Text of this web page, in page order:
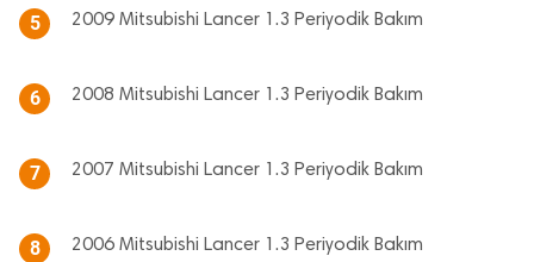
5 2009 Mitsubishi Lancer 1.3 Periyodik Bakım
6 2008 Mitsubishi Lancer 1.3 Periyodik Bakım
7 2007 Mitsubishi Lancer 1.3 Periyodik Bakım
8 2006 Mitsubishi Lancer 1.3 Periyodik Bakım